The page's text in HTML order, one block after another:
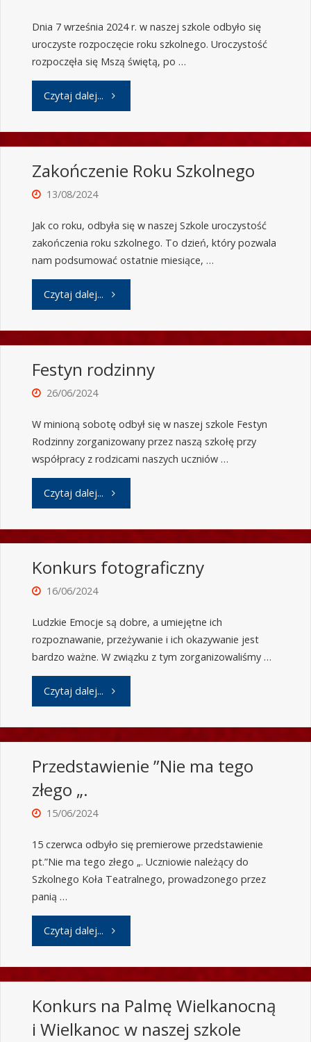
Dnia 7 września 2024 r. w naszej szkole odbyło się
uroczyste rozpoczęcie roku szkolnego. Uroczystość
rozpoczęła się Mszą świętą, po …
Czytaj dalej...
Zakończenie Roku Szkolnego
13/08/2024
Jak co roku, odbyła się w naszej Szkole uroczystość
zakończenia roku szkolnego. To dzień, który pozwala
nam podsumować ostatnie miesiące, …
Czytaj dalej...
Festyn rodzinny
26/06/2024
W minioną sobotę odbył się w naszej szkole Festyn
Rodzinny zorganizowany przez naszą szkołę przy
współpracy z rodzicami naszych uczniów …
Czytaj dalej...
Konkurs fotograficzny
16/06/2024
Ludzkie Emocje są dobre, a umiejętne ich
rozpoznawanie, przeżywanie i ich okazywanie jest
bardzo ważne. W związku z tym zorganizowaliśmy …
Czytaj dalej...
Przedstawienie ”Nie ma tego
złego „.
15/06/2024
15 czerwca odbyło się premierowe przedstawienie
pt.”Nie ma tego złego „. Uczniowie należący do
Szkolnego Koła Teatralnego, prowadzonego przez
panią …
Czytaj dalej...
Konkurs na Palmę Wielkanocną
i Wielkanoc w naszej szkole